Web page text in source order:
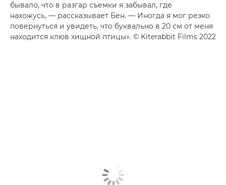
бывало, что в разгар съемки я забывал, где
нахожусь, — рассказывает Бен. — Иногда я мог резко
повернуться и увидеть, что буквально в 20 см от меня
находится клюв хищной птицы». © Kiterabbit Films 2022